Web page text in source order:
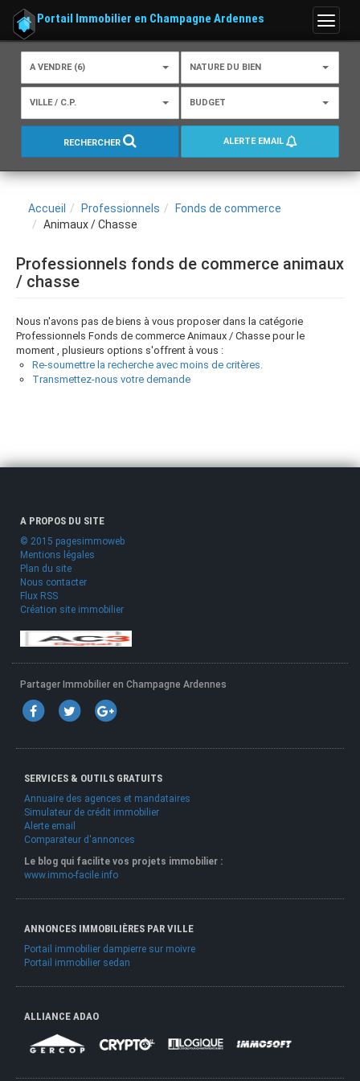
Menu
Portail Immobilier en Champagne Ardennes
A VENDRE (6) NATURE DU BIEN
VILLE / C.P. BUDGET
RECHERCHER ALERTE EMAIL
Accueil Professionnels
Fonds de commerce
Animaux / Chasse
Professionnels fonds de commerce animaux
/ chasse
Nous n'avons pas de biens à vous proposer dans la catégorie
Professionnels Fonds de commerce Animaux / Chasse pour le
moment , plusieurs options s'offrent à vous :
Re-soumettre la recherche avec moins de critères.
Transmettez-nous votre demande
A PROPOS DU SITE
© 2015 pagesimmoweb
Mentions légales
Plan du site
Nous contacter
Flux RSS
Création site immobilier
Partager Immobilier en Champagne Ardennes
SERVICES & OUTILS GRATUITS
Annuaire des agences et mandataires
Simulateur de crédit immobilier
Alerte email
Comparateur d'annonces
Le blog qui facilite vos projets immobilier :
www.immo-facile.info
ANNONCES IMMOBILIÈRES PAR VILLE
Portail immobilier dampierre sur moivre
Portail immobilier sedan
ALLIANCE ADAO